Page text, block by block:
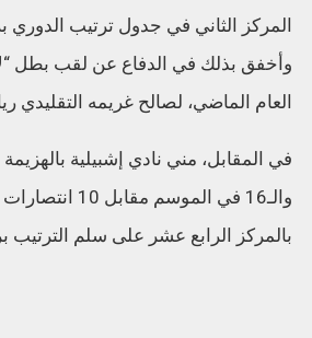
وأخفق بذلك في الدفاع عن لقب بطل “لا
العام الماضي، لصالح غريمه التقليدي
في المقابل، مني نادي إشبيلية بالهزيمة
بالمركز الرابع عشر على سلم الترتيب برصيد